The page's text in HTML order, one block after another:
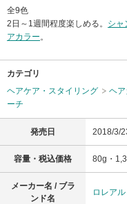
全9色
2日～1週間程度楽しめる。 シャ
アカラー。
カテゴリ
ヘアケア・スタイリング
ヘ
ーチ
発売日 2018/3/
容量・税込価格 80g・
メーカー名 / ブラ
ンド名
ロレアル